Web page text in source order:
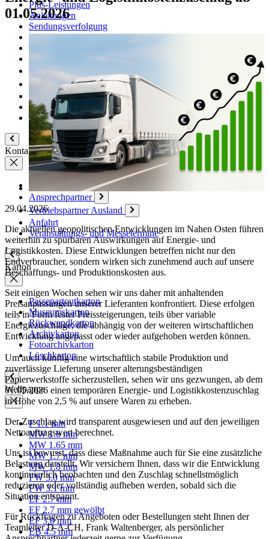
Plus-Leistungen
Anleitungen
Sendungsverfolgung
Faltanleitungen
Newsletter
Filme
Download
Online - Support
Vertrag widerrufen
Kontakt
Kontaktformular
Ansprechpartner
Vertriebspartner Ausland
Anfahrt
Veranstaltungs- und Messetermine
Karton
Passepartoutkarton
Museumskarton
Rückwandkarton
Archivkarton
Fotoarchivkarton
Löschkarton
Wellpappe
F 1.1 mm
MW 1.6 mm
MW 1.65 mm
MW 1.7 mm
MW 1.8 mm
FW 3.0 mm
FW 3.1 mm
EF 2.7 mm
EF 2.7 mm gewölbt
EF 3.0 mm
EB 4.5 mm
01.05.2026
29.04.2026
Die aktuellen geopolitischen Entwicklungen im Nahen Osten führen
weiterhin zu spürbaren Auswirkungen auf Energie- und
Logistikkosten. Diese Entwicklungen betreffen nicht nur den
Endverbraucher, sondern wirken sich zunehmend auch auf unsere
Beschaffungs- und Produktionskosten aus.
Seit einigen Wochen sehen wir uns daher mit anhaltenden
Preisanpassungen unserer Lieferanten konfrontiert. Diese erfolgen
teils in Form fester Preissteigerungen, teils über variable
Energiezuschläge, die abhängig von der weiteren wirtschaftlichen
Entwicklung angepasst oder wieder aufgehoben werden können.
Um auch künftig eine wirtschaftlich stabile Produktion und
zuverlässige Lieferung unserer alterungsbeständigen
Papierwerkstoffe sicherzustellen, sehen wir uns gezwungen, ab dem
01.05.2026 einen temporären Energie- und Logistikkostenzuschlag
in Höhe von 2,5 % auf unsere Waren zu erheben.
Der Zuschlag wird transparent ausgewiesen und auf den jeweiligen
Nettoauftragswert berechnet.
Uns ist bewusst, dass diese Maßnahme auch für Sie eine zusätzliche
Belastung darstellt. Wir versichern Ihnen, dass wir die Entwicklung
kontinuierlich beobachten und den Zuschlag schnellstmöglich
reduzieren oder vollständig aufheben werden, sobald sich die
Situation entspannt.
Für Rückfragen zu Angeboten oder Bestellungen steht Ihnen der
Teamleiter D-A-CH, Frank Waltenberger, als persönlicher